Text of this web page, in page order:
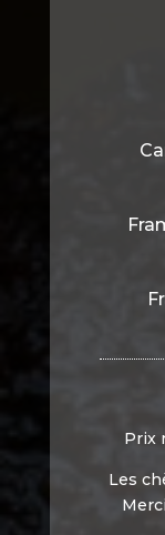
Prix
Les